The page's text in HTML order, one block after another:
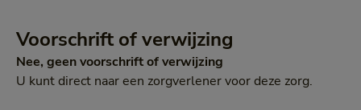
Voorschrift of verwijzing
Nee, geen voorschrift of verwijzing
U kunt direct naar een zorgverlener voor deze zorg.